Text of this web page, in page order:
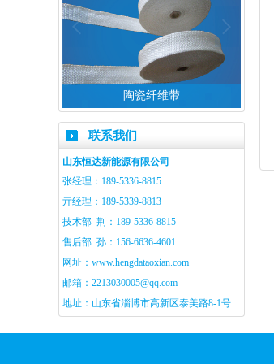
陶瓷纤维带
联系我们
山东恒达新能源有限公司
张经理：189-5336-8815
亓经理：189-5339-8813
技术部 荆：189-5336-8815
售后部 孙：156-6636-4601
网址： www.hengdataoxian.com
邮箱： 2213030005@qq.com
地址：山东省淄博市高新区泰美路8-1号